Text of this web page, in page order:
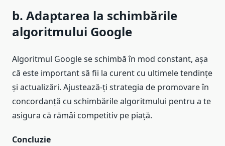
b. Adaptarea la schimbările
algoritmului Google
Algoritmul Google se schimbă în mod constant, așa
că este important să fii la curent cu ultimele tendințe
și actualizări. Ajustează-ți strategia de promovare în
concordanță cu schimbările algoritmului pentru a te
asigura că rămâi competitiv pe piață.
Concluzie